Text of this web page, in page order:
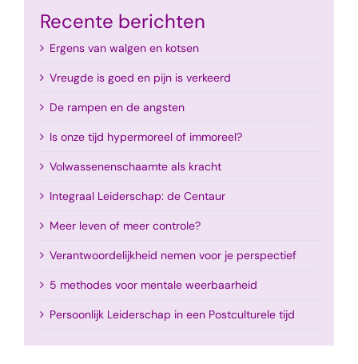
Recente berichten
Ergens van walgen en kotsen
Vreugde is goed en pijn is verkeerd
De rampen en de angsten
Is onze tijd hypermoreel of immoreel?
Volwassenenschaamte als kracht
Integraal Leiderschap: de Centaur
Meer leven of meer controle?
Verantwoordelijkheid nemen voor je perspectief
5 methodes voor mentale weerbaarheid
Persoonlijk Leiderschap in een Postculturele tijd